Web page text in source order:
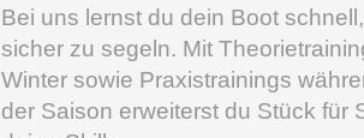
Bei uns lernst du dein Boot
sicher zu segeln. Mit
Winter sowie Praxistrainings
der Saison erweiterst du Stück für